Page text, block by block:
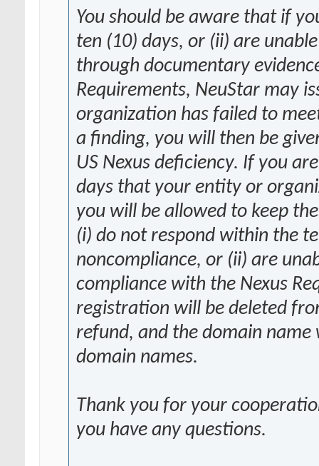
You should be aware that if
ten (10) days, or (ii) are
through documentary
Requirements, NeuStar may
organization has failed to
a finding, you will then be
US Nexus deficiency. If you
days that your entity or
you will be allowed to keep
(i) do not respond within the
noncompliance, or (ii) are
compliance with the Nexus
registration will be deleted
refund, and the domain
domain names.
Thank you for your
you have any questions.